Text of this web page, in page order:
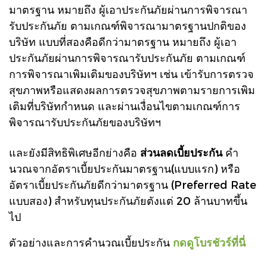
มาตรฐาน หมายถึง ผู้เอาประกันภัยผ่านการพิจารณา
รับประกันภัย ตามเกณฑ์พิจารณามาตรฐานปกติของ
บริษัท แบบที่สองคือดีกว่ามาตรฐาน หมายถึง ผู้เอา
ประกันภัยผ่านการพิจารณารับประกันภัย ตามเกณฑ์
การพิจารณาเพิมเติมของบริษัทฯ เช่น เข้ารับการตรวจ
สุขภาพหรือแสดงผลการตรวจสุขภาพตามรายการเพิม
เติมที่บริษัทกําหนด และผ่านเงื่อนไขตามเกณฑ์การ
พิจารณารับประกันภัยของบริษัทฯ
และยังมีสิทธิพิเศษอีกย่างคือ ส่วนลดเบี้ยประกันคํา
นวณจากอัตราเบี้ยประกันมาตรฐาน(แบบแรก) หรือ
อัตราเบี้ยประกันภัยดีกว่ามาตรฐาน (Preferred Rate
แบบสอง) สําหรับทุนประกันภัยตังแต่ 20 ล้านบาทขึ้น
ไป
ตัวอย่างและการคำนวณเบี้ยประกัน กดดูโบรชัวร์ที่นี่